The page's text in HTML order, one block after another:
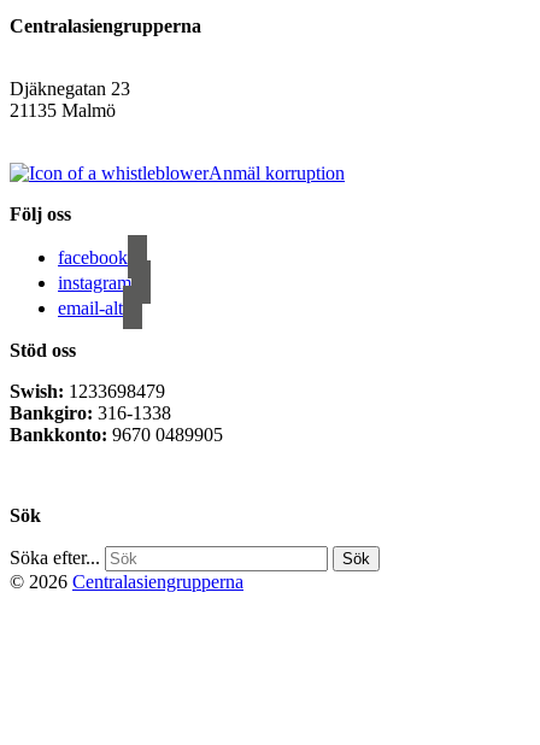
Centralasiengrupperna
Djäknegatan 23
21135 Malmö
Anmäl korruption
Följ oss
facebook
instagram
email-alt
Stöd oss
Swish: 1233698479
Bankgiro: 316-1338
Bankkonto: 9670 0489905
Sök
Söka efter...
© 2026 Centralasiengrupperna